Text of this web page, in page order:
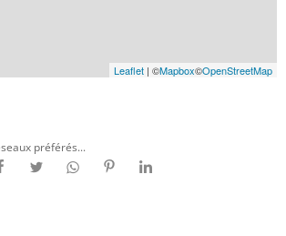
Leaflet | ©Mapbox©OpenStreetMap
préférés...